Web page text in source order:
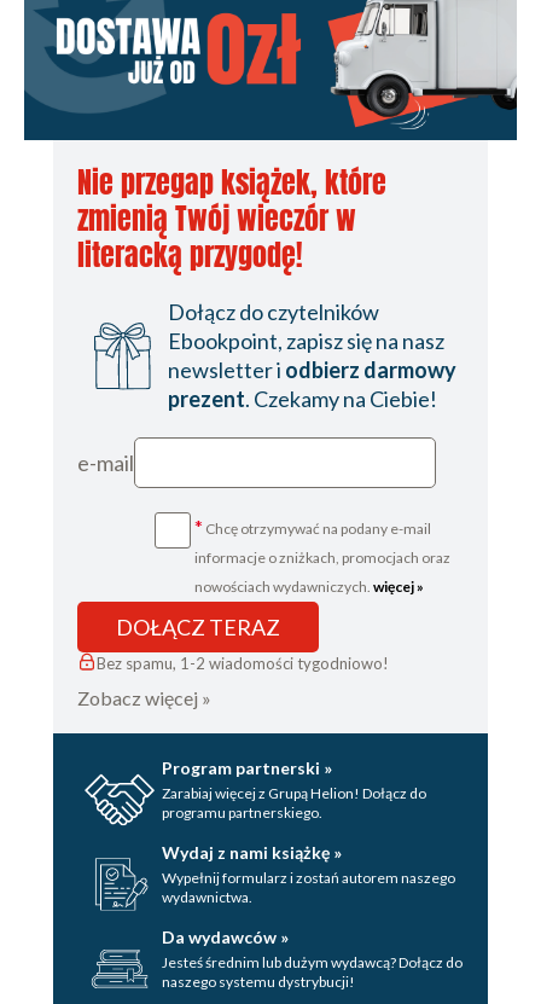
Nie przegap książek, które
zmienią Twój wieczór w
literacką przygodę!
Dołącz do czytelników
Ebookpoint, zapisz się na nasz
newsletter i odbierz darmowy
prezent. Czekamy na Ciebie!
e-mail
* Chcę otrzymywać na podany e-mail
informacje o zniżkach, promocjach oraz
nowościach wydawniczych. więcej »
DOŁĄCZ TERAZ
Bez spamu, 1-2 wiadomości tygodniowo!
Zobacz więcej »
Program partnerski »
Zarabiaj więcej z Grupą Helion! Dołącz do
programu partnerskiego.
Wydaj z nami książkę »
Wypełnij formularz i zostań autorem naszego
wydawnictwa.
Da wydawców »
Jesteś średnim lub dużym wydawcą? Dołącz do
naszego systemu dystrybucji!